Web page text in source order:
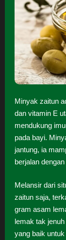
Minyak zaitun
dan vitamin E
mendukung
pada bayi.
jantung, ia
berjalan
Melansir dari
zaitun saja,
gram asam
lemak tak
yang baik